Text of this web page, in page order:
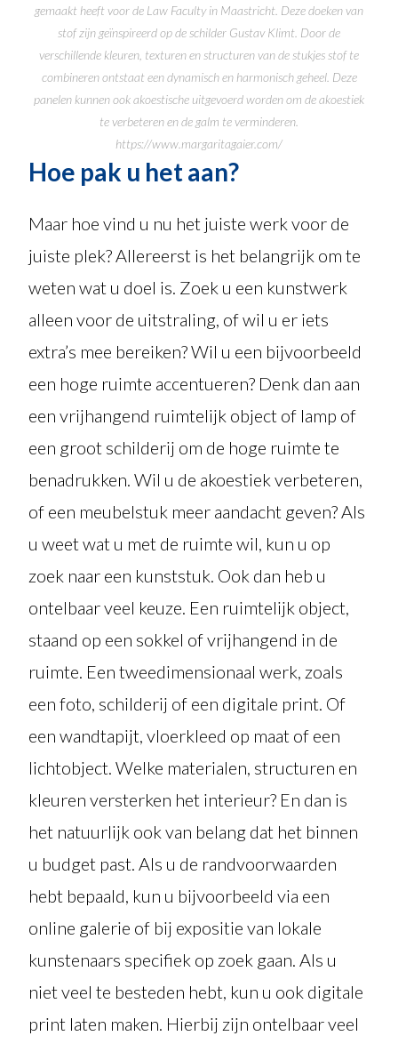
gemaakt heeft voor de Law Faculty in Maastricht. Deze doeken van
stof zijn geïnspireerd op de schilder Gustav Klimt. Door de
verschillende kleuren, texturen en structuren van de stukjes stof te
combineren ontstaat een dynamisch en harmonisch geheel. Deze
panelen kunnen ook akoestische uitgevoerd worden om de akoestiek
te verbeteren en de galm te verminderen.
https://www.margaritagaier.com/
Hoe pak u het aan?
Maar hoe vind u nu het juiste werk voor de
juiste plek? Allereerst is het belangrijk om te
weten wat u doel is. Zoek u een kunstwerk
alleen voor de uitstraling, of wil u er iets
extra’s mee bereiken? Wil u een bijvoorbeeld
een hoge ruimte accentueren? Denk dan aan
een vrijhangend ruimtelijk object of lamp of
een groot schilderij om de hoge ruimte te
benadrukken. Wil u de akoestiek verbeteren,
of een meubelstuk meer aandacht geven? Als
u weet wat u met de ruimte wil, kun u op
zoek naar een kunststuk. Ook dan heb u
ontelbaar veel keuze. Een ruimtelijk object,
staand op een sokkel of vrijhangend in de
ruimte. Een tweedimensionaal werk, zoals
een foto, schilderij of een digitale print. Of
een wandtapijt, vloerkleed op maat of een
lichtobject. Welke materialen, structuren en
kleuren versterken het interieur? En dan is
het natuurlijk ook van belang dat het binnen
u budget past. Als u de randvoorwaarden
hebt bepaald, kun u bijvoorbeeld via een
online galerie of bij expositie van lokale
kunstenaars specifiek op zoek gaan. Als u
niet veel te besteden hebt, kun u ook digitale
print laten maken. Hierbij zijn ontelbaar veel